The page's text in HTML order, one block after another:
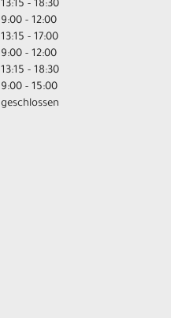
13:15 - 18:30
9:00 - 12:00
13:15 - 17:00
9:00 - 12:00
13:15 - 18:30
9:00 - 15:00
geschlossen